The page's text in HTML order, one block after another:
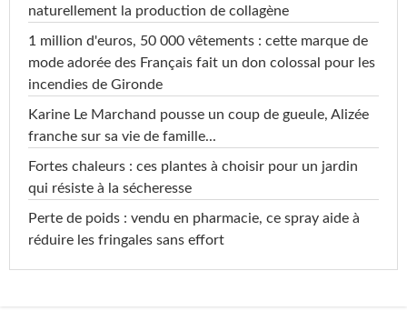
naturellement la production de collagène
1 million d'euros, 50 000 vêtements : cette marque de
mode adorée des Français fait un don colossal pour les
incendies de Gironde
Karine Le Marchand pousse un coup de gueule, Alizée
franche sur sa vie de famille...
Fortes chaleurs : ces plantes à choisir pour un jardin
qui résiste à la sécheresse
Perte de poids : vendu en pharmacie, ce spray aide à
réduire les fringales sans effort